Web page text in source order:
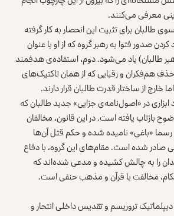
معرفی می‌کنند.
طالبان برای تثبیت این انحصار به کار گرفته
صدور فتوا به رهبر گروه که از او با عنوان
طالبان) یاد می‌شود. دوم، استفاده‌ی هدفمند
هم‌فکران و رقبایی که از همان تاکتیک‌های
خارج از ساختار قدرت طالبان قرار دارند.
در «اصول‌نامه‌ی جزایی» جدید طالبان که
بازتاب یافته است. در این قانون، مخالفان
«باغی» نامیده شده و حکم قتل آن‌ها
صادر شده است. مقام‌های این گروه، با دفاع
را به چالش کشیده و مدعی شده‌اند که
مخالفت با قرآن و مذهب حنفی است.
تروریسم و تقدیس داخلی انتحار و